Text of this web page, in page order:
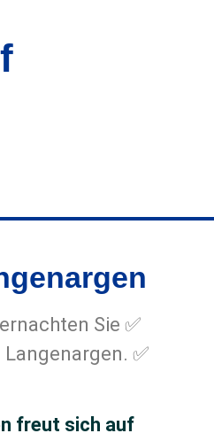
Sie ✅
✅
freut sich auf